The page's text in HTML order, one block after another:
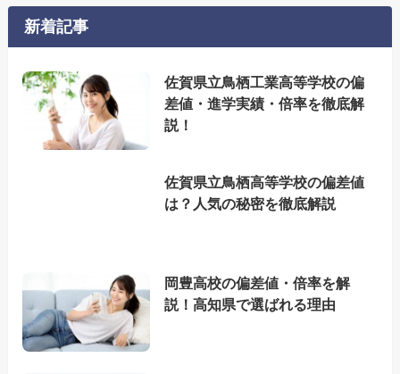
新着記事
佐賀県立鳥栖工業高等学校の偏
差値・進学実績・倍率を徹底解
説！
佐賀県立鳥栖高等学校の偏差値
は？人気の秘密を徹底解説
岡豊高校の偏差値・倍率を解
説！高知県で選ばれる理由